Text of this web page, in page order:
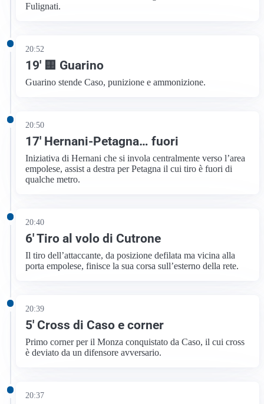
Fulignati.
20:52
19′ 🟨 Guarino
Guarino stende Caso, punizione e ammonizione.
20:50
17′ Hernani-Petagna… fuori
Iniziativa di Hernani che si invola centralmente verso l’area
empolese, assist a destra per Petagna il cui tiro è fuori di
qualche metro.
20:40
6′ Tiro al volo di Cutrone
Il tiro dell’attaccante, da posizione defilata ma vicina alla
porta empolese, finisce la sua corsa sull’esterno della rete.
20:39
5′ Cross di Caso e corner
Primo corner per il Monza conquistato da Caso, il cui cross
è deviato da un difensore avversario.
20:37